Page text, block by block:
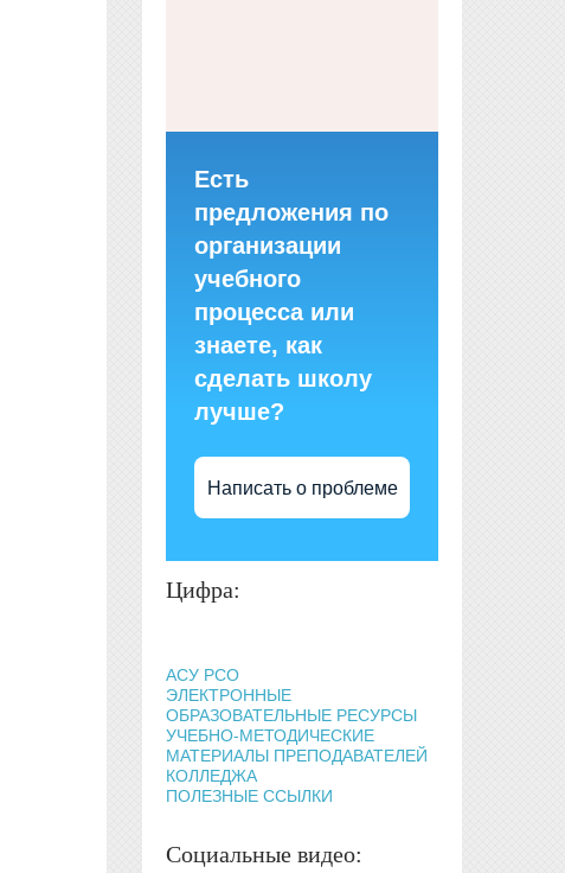
Есть
предложения по
организации
учебного
процесса или
знаете, как
сделать школу
лучше?
Написать о проблеме
Цифра:
АСУ РСО
ЭЛЕКТРОННЫЕ
ОБРАЗОВАТЕЛЬНЫЕ РЕСУРСЫ
УЧЕБНО-МЕТОДИЧЕСКИЕ
МАТЕРИАЛЫ ПРЕПОДАВАТЕЛЕЙ
КОЛЛЕДЖА
ПОЛЕЗНЫЕ ССЫЛКИ
Социальные видео: